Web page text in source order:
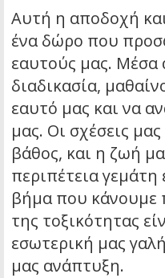
Αυτή η αποδοχή
ένα δώρο που
εαυτούς μας. Μέσα
διαδικασία,
εαυτό μας και να
μας. Οι σχέσεις
βάθος, και η ζωή
περιπέτεια
βήμα που κάνουμε
της τοξικότητας
εσωτερική μας
μας ανάπτυξη.